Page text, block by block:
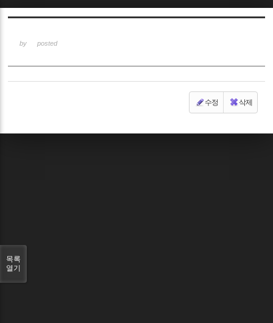
by posted
수정 삭제
목록
열기
Sketchbook5, 스케치북5
Sketchbook5, 스케치북5